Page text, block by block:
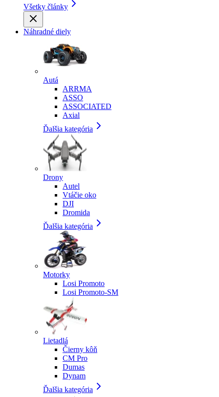
Všetky články
Náhradné diely
Autá
ARRMA
ASSO
ASSOCIATED
Axial
Ďalšia kategória
Drony
Autel
Vtáčie oko
DJI
Dromida
Ďalšia kategória
Motorky
Losi Promoto
Losi Promoto-SM
Lietadlá
Čierny kôň
CM Pro
Dumas
Dynam
Ďalšia kategória